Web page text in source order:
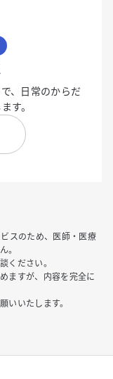
、日常のからだ
す。
スのため、医師・医療
。
ください。
ますが、内容を完全に
いいたします。